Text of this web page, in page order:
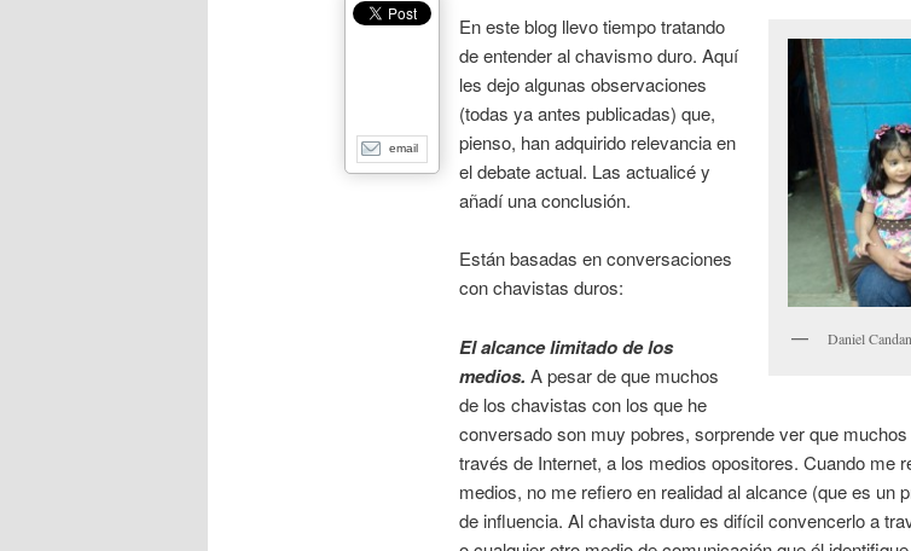
Daniel
En este blog llevo tiempo tratando
de entender al chavismo duro. Aquí
les dejo algunas observaciones
(todas ya antes publicadas) que,
pienso, han adquirido relevancia en
el debate actual. Las actualicé y
añadí una conclusión.
Están basadas en conversaciones
con chavistas duros:
El alcance limitado de los
medios. A pesar de que muchos
de los chavistas con los que he
conversado son muy pobres, sorprende ver que
través de Internet, a los medios opositores. Cuando me
medios, no me refiero en realidad al alcance (que es un
de influencia. Al chavista duro es difícil convencerlo a
email